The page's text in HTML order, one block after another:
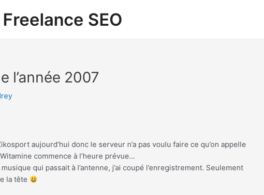
SEO
l’année 2007
aujourd’hui donc le serveur n’a pas voulu faire ce qu’on appelle
commence à l’heure prévue…
qui passait à l’antenne, j’ai coupé l’enregistrement. Seulement
la tête